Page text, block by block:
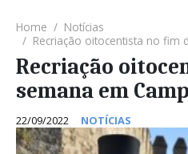
Home
Notícias
Recriação oitocentista no fim
Recriação
semana em
22/09/2022 NOTÍCIAS